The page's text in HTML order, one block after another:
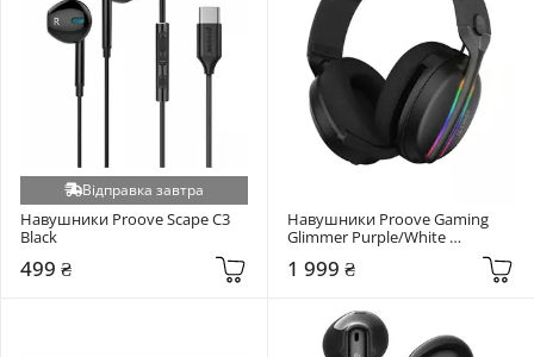
Відправка завтра
Навушники Proove Scape C3
Black
499 ₴
Навушники Proove Gaming
Glimmer Purple/White
1 999 ₴